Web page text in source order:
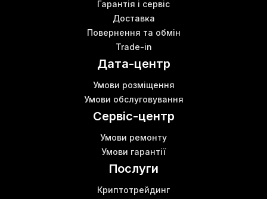
Гарантія і сервіс
Доставка
Повернення та обмін
Trade-in
Дата-центр
Умови розміщення
Умови обслуговування
Сервіс-центр
Умови ремонту
Умови гарантії
Послуги
Криптотрейдинг